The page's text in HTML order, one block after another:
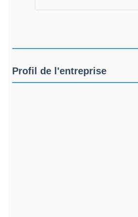
Profil de l'entreprise